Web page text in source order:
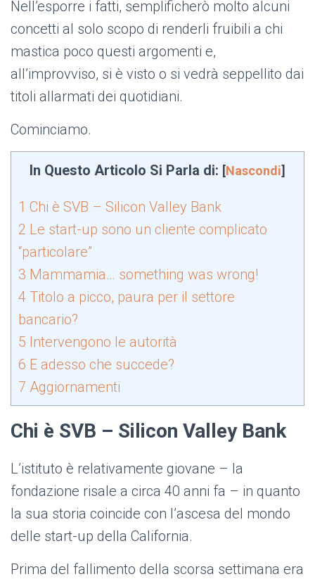
Nell’esporre i fatti, semplificherò molto alcuni
concetti al solo scopo di renderli fruibili a chi
mastica poco questi argomenti e,
all’improvviso, si è visto o si vedrà seppellito dai
titoli allarmati dei quotidiani.
Cominciamo.
In Questo Articolo Si Parla di: [Nascondi]
1 Chi è SVB – Silicon Valley Bank
2 Le start-up sono un cliente complicato
“particolare”
3 Mammamia… something was wrong!
4 Titolo a picco, paura per il settore
bancario?
5 Intervengono le autorità
6 E adesso che succede?
7 Aggiornamenti
Chi è SVB – Silicon Valley Bank
L’istituto è relativamente giovane – la
fondazione risale a circa 40 anni fa – in quanto
la sua storia coincide con l’ascesa del mondo
delle start-up della California.
Prima del fallimento della scorsa settimana era